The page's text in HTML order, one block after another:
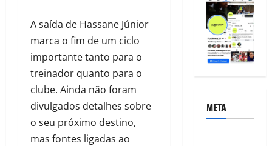
A saída de Hassane Júnior
marca o fim de um ciclo
importante tanto para o
treinador quanto para o
clube. Ainda não foram
divulgados detalhes sobre
o seu próximo destino,
mas fontes ligadas ao
META